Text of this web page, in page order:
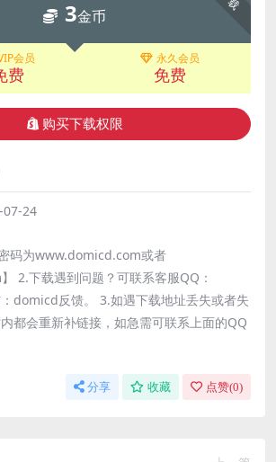
3金币
会员
费
永久会员
免费
购买下载权限
07-24
码为www.domicd.com或者
2.下载遇到问题？可联系客服QQ：
domicd反馈。 3.如遇下载地址丢失或者失
都会重新补链接，如急需可联系上面的QQ
分享 收藏 点赞(0)